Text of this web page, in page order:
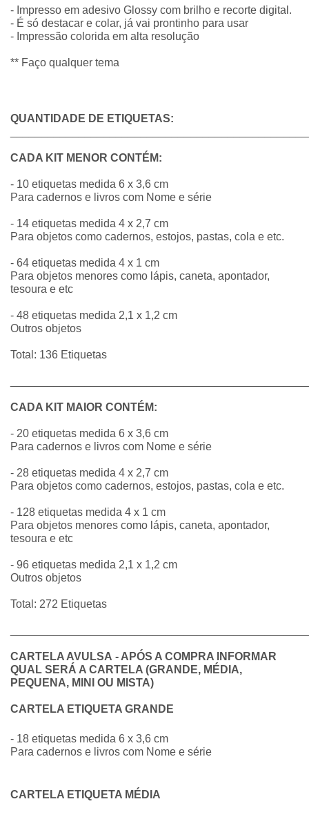
- Impresso em adesivo Glossy com brilho e recorte digital.
- É só destacar e colar, já vai prontinho para usar
- Impressão colorida em alta resolução
** Faço qualquer tema
QUANTIDADE DE ETIQUETAS:
CADA KIT MENOR CONTÉM:
- 10 etiquetas medida 6 x 3,6 cm
Para cadernos e livros com Nome e série
- 14 etiquetas medida 4 x 2,7 cm
Para objetos como cadernos, estojos, pastas, cola e etc.
- 64 etiquetas medida 4 x 1 cm
Para objetos menores como lápis, caneta, apontador,
tesoura e etc
- 48 etiquetas medida 2,1 x 1,2 cm
Outros objetos
Total: 136 Etiquetas
CADA KIT MAIOR CONTÉM:
- 20 etiquetas medida 6 x 3,6 cm
Para cadernos e livros com Nome e série
- 28 etiquetas medida 4 x 2,7 cm
Para objetos como cadernos, estojos, pastas, cola e etc.
- 128 etiquetas medida 4 x 1 cm
Para objetos menores como lápis, caneta, apontador,
tesoura e etc
- 96 etiquetas medida 2,1 x 1,2 cm
Outros objetos
Total: 272 Etiquetas
CARTELA AVULSA - APÓS A COMPRA INFORMAR
QUAL SERÁ A CARTELA (GRANDE, MÉDIA,
PEQUENA, MINI OU MISTA)
CARTELA ETIQUETA GRANDE
- 18 etiquetas medida 6 x 3,6 cm
Para cadernos e livros com Nome e série
CARTELA ETIQUETA MÉDIA